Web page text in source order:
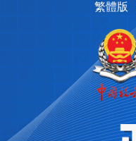
繁體版